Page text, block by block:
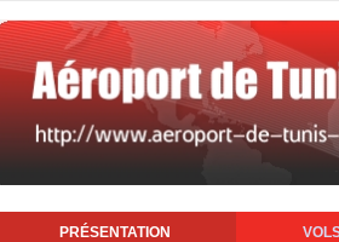
PRÉSENTATION